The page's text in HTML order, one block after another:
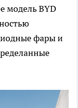
модель BYD
фары и